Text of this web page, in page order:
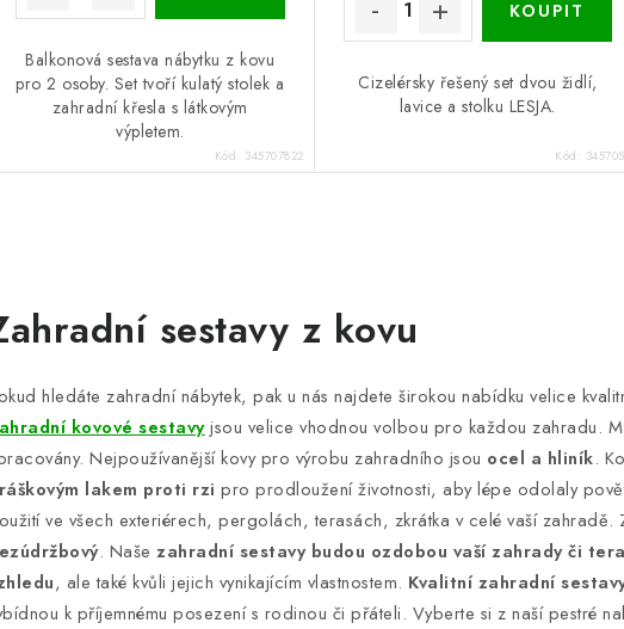
Balkonová sestava nábytku z kovu
pro 2 osoby. Set tvoří kulatý stolek a
zahradní křesla s látkovým
výpletem.
Kód: 345707822
Cizelérsky řešený set dvou židlí,
lavice a stolku LESJA.
Kód:
sestavy z kovu
hledáte zahradní nábytek, pak u nás najdete širokou nabídku velice
kovové sestavyjsou velice vhodnou volbou pro každou zahradu.
Nejpoužívanější kovy pro výrobu zahradního jsou ocel a hliník.
lakem proti rzi pro prodloužení životnosti, aby lépe odolaly
ve všech exteriérech, pergolách, terasách, zkrátka v celé vaší zahradě.
. Naše zahradní sestavy budou ozdobou vaší zahrady či
, ale také kvůli jejich vynikajícím vlastnostem. Kvalitní zahradní
k příjemnému posezení s rodinou či přáteli. Vyberte si z naší pestré